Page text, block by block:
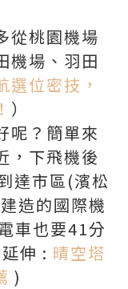
從桃園機場
機場、羽田
選位密技，
）
呢？簡單來
，下飛機後
達市區(濱松
造的國際機
車也要41分
伸 : 晴空塔
)